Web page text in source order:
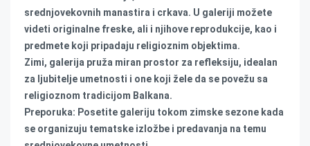
srednjovekovnih manastira i crkava. U galeriji možete
videti originalne freske, ali i njihove reprodukcije, kao i
predmete koji pripadaju religioznim objektima.
Zimi, galerija pruža miran prostor za refleksiju, idealan
za ljubitelje umetnosti i one koji žele da se povežu sa
religioznom tradicijom Balkana.
Preporuka: Posetite galeriju tokom zimske sezone kada
se organizuju tematske izložbe i predavanja na temu